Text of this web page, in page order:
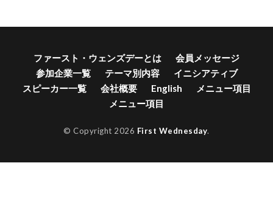
ファースト・ウェンズデーとは
会員メッセージ
参加企業一覧
テーマ別内容
イニシアティブ
スピーカー一覧
会社概要 English
メニュー項目
メニュー項目
© Copyright 2026 First Wednesday.